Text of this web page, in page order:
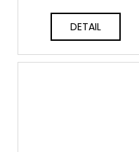
DETAIL